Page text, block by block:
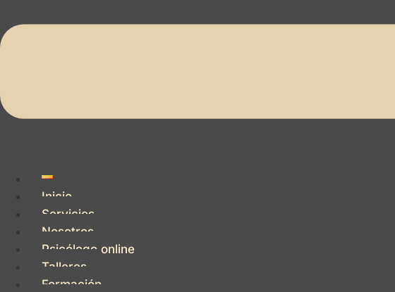
Inicio
Servicios
Nosotros
Psicólogo online
Talleres
Formación